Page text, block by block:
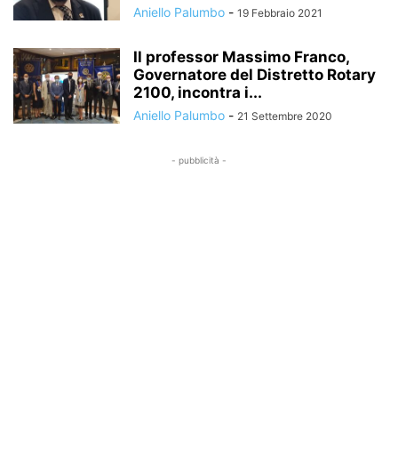
Aniello Palumbo - 19 Febbraio 2021
Il professor Massimo Franco,
Governatore del Distretto Rotary
2100, incontra i...
Aniello Palumbo - 21 Settembre 2020
- pubblicità -